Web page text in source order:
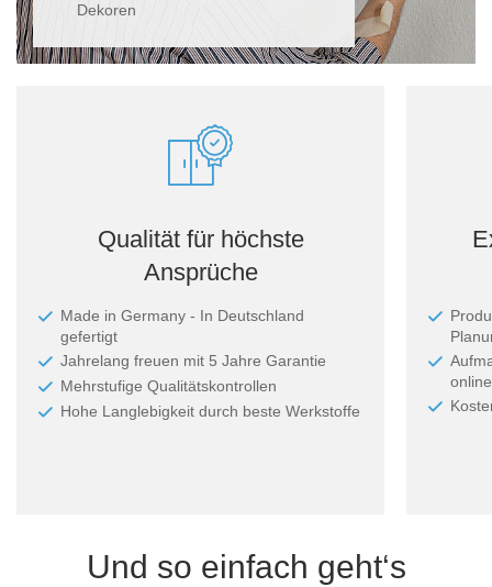
Dekoren
Qualität für höchste
Ansprüche
Made in Germany - In Deutschland
gefertigt
Jahrelang freuen mit 5 Jahre Garantie
Mehrstufige Qualitätskontrollen
Hohe Langlebigkeit durch beste Werkstoffe
Und so einfach geht‘s